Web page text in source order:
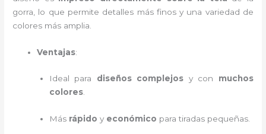
gorra, lo que permite detalles más finos y una variedad de
colores más amplia.
Ventajas:
Ideal para diseños complejos y con muchos
colores.
Más rápido y económico para tiradas pequeñas.